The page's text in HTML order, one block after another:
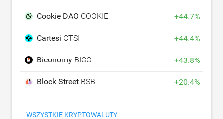
Cookie DAO COOKIE +44.7%
Cartesi CTSI +44.4%
Biconomy BICO +43.8%
Block Street BSB +20.4%
WSZYSTKIE KRYPTOWALUTY